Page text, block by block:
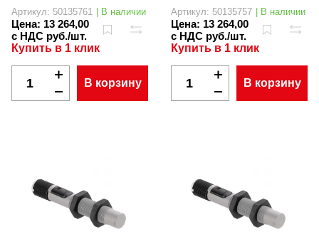
Артикул: 50135761 | В наличии
Цена: 13 264,00
с НДС руб./шт.
Купить в 1 клик
В корзину
Артикул: 50135757 | В наличии
Цена: 13 264,00
с НДС руб./шт.
Купить в 1 клик
В корзину